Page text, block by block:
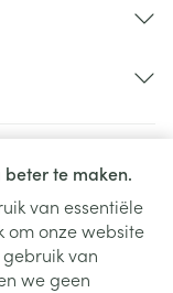
te maken.
van essentiële
om onze website
van
we geen